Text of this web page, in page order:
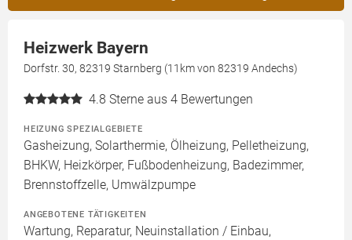
Heizwerk Bayern
Dorfstr. 30, 82319 Starnberg (11km von 82319 Andechs)
4.8 Sterne aus 4 Bewertungen
HEIZUNG SPEZIALGEBIETE
Gasheizung, Solarthermie, Ölheizung, Pelletheizung,
BHKW, Heizkörper, Fußbodenheizung, Badezimmer,
Brennstoffzelle, Umwälzpumpe
ANGEBOTENE TÄTIGKEITEN
Wartung, Reparatur, Neuinstallation / Einbau,